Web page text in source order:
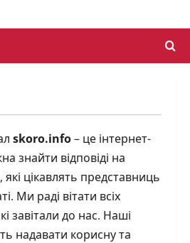
skoro.info– це інтернет-
знайти відповіді на
цікавлять представниць
Ми раді вітати всіх
завітали до нас. Наші
надавати корисну та